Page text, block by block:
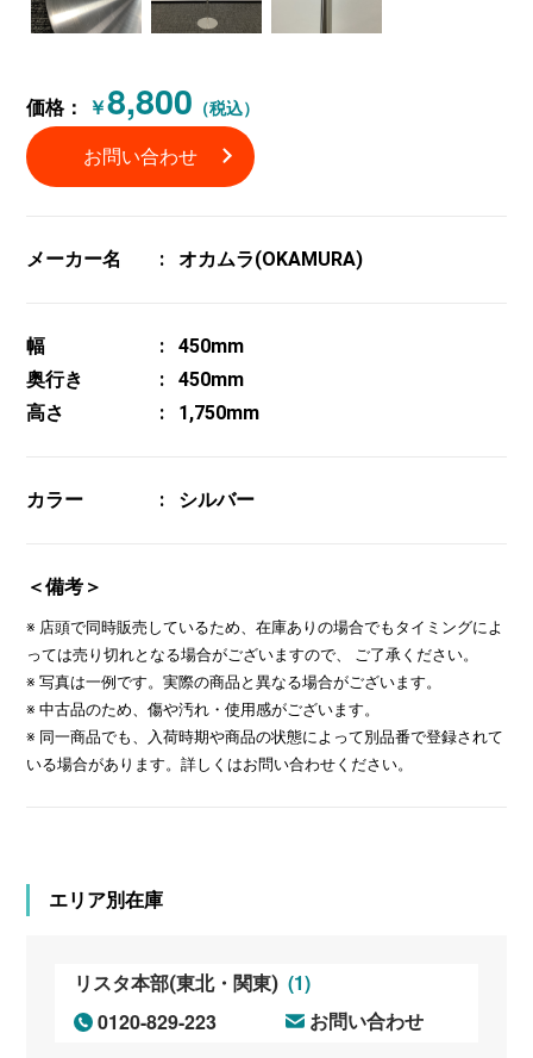
価格： ￥8,800 （税込）
お問い合わせ
メーカー名 オカムラ(OKAMURA)
幅
450mm
奥行き
450mm
高さ
1,750mm
カラー シルバー
＜備考＞
※ 店頭で同時販売しているため、在庫ありの場合でもタイミングによ
っては売り切れとなる場合がございますので、 ご了承ください。
※ 写真は一例です。実際の商品と異なる場合がございます。
※ 中古品のため、傷や汚れ・使用感がございます。
※ 同一商品でも、入荷時期や商品の状態によって別品番で登録されて
いる場合があります。詳しくはお問い合わせください。
エリア別在庫
リスタ本部(東北・関東) (1)
0120-829-223
お問い合わせ